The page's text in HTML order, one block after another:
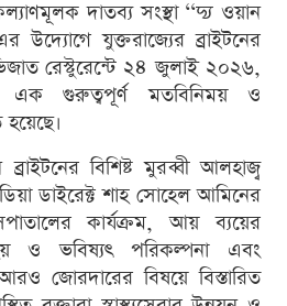
দাতব্য সংস্থা ‘‘দ‍্য ওয়ান
উদ্যোগে যুক্তরাজ্যের ব্রাইটনের
রেস্টুরেন্টে ২৪ জুলাই ২০২৬,
এক গুরুত্বপূর্ণ মতবিনিময় ও
বিশিষ্ট মুরব্বী আলহাজ্ব
ডাইরেক্ট শাহ সোহেল আমিনের
কার্যক্রম, আয় ব‍্যয়ের
ও ভবিষ্যৎ পরিকল্পনা এবং
জোরদারের বিষয়ে বিস্তারিত